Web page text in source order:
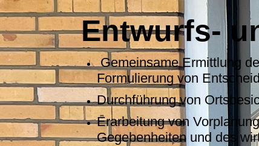
Entwurfs-
Gemeinsame Ermittlung
Formulierung von
Durchführung von
Erarbeitung von
Gegebenheiten und des